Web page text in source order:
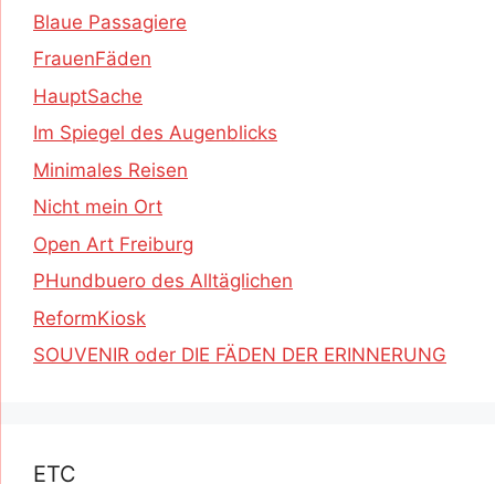
Blaue Passagiere
FrauenFäden
HauptSache
Im Spiegel des Augenblicks
Minimales Reisen
Nicht mein Ort
Open Art Freiburg
PHundbuero des Alltäglichen
ReformKiosk
SOUVENIR oder DIE FÄDEN DER ERINNERUNG
ETC